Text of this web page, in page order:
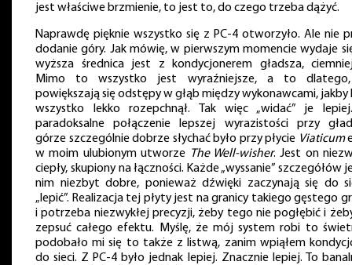
jest właściwe brzmienie, to jest to, do czego trzeba dążyć.
Naprawdę pięknie wszystko się z PC-4 otworzyło. Ale nie
dodanie góry. Jak mówię, w pierwszym momencie wydaje
wyższa średnica jest z kondycjonerem gładsza,
Mimo to wszystko jest wyraźniejsze, a to
powiększają się odstępy w głąb między wykonawcami, jakby
wszystko lekko rozepchnął. Tak więc „widać” je
paradoksalne połączenie lepszej wyrazistości przy
górze szczególnie dobrze słychać było przy płycie Viaticum
w moim ulubionym utworze The Well-wisher. Jest on
ciepły, skupiony na łączności. Każde „wyssanie” szczegółów
nim niezbyt dobre, ponieważ dźwięki zaczynają się do
„lepić”. Realizacja tej płyty jest na granicy takiego gęstego
i potrzeba niezwykłej precyzji, żeby tego nie pogłębić i
zepsuć całego efektu. Myślę, że mój system robi to
podobało mi się to także z listwą, zanim wpiąłem
do sieci. Z PC-4 było jednak lepiej. Znacznie lepiej. To